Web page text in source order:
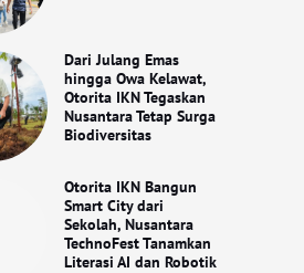
Dari Julang Emas
hingga Owa Kelawat,
Otorita IKN Tegaskan
Nusantara Tetap Surga
Biodiversitas
Otorita IKN Bangun
Smart City dari
Sekolah, Nusantara
TechnoFest Tanamkan
Literasi AI dan Robotik